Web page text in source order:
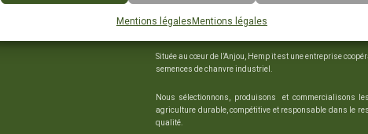
Mentions légales Mentions légales
UNE COOPÉRATIVE INNOVANTE,
1964
Située au cœur de l’Anjou, Hemp it est une entreprise
semences de chanvre industriel.
Nous sélectionnons, produisons et commercialisons
agriculture durable, compétitive et responsable dans le
qualité.